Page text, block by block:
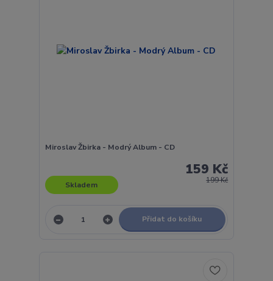
Miroslav Žbirka - Modrý Album - CD
199 Kč
159 Kč
Skladem
Přidat do košíku